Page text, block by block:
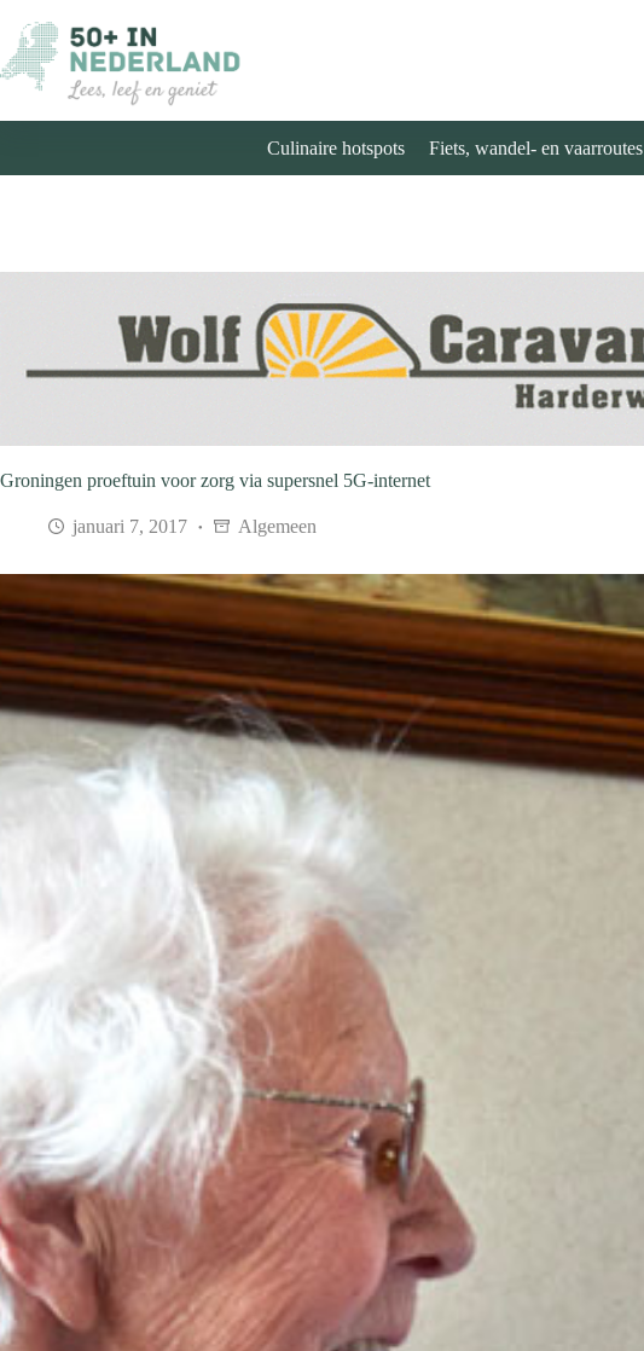
naar
de
inhoud
Culinaire hotspots Fiets, wandel- en vaarroutes
Groningen proeftuin voor zorg via supersnel 5G-internet
januari 7, 2017 Algemeen